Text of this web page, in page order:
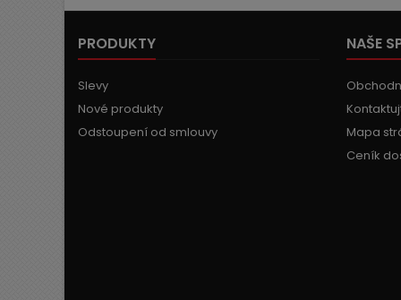
PRODUKTY
Slevy
Nové produkty
Odstoupení od smlouvy
NAŠE
Mapa
Ceník